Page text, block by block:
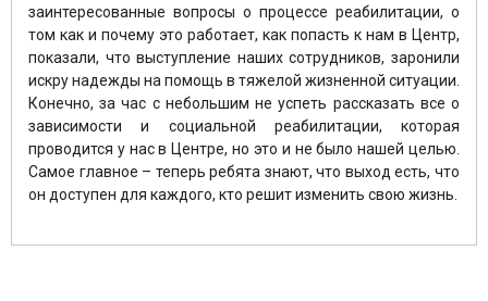
заинтересованные вопросы о процессе реабилитации, о
том как и почему это работает, как попасть к нам в Центр,
показали, что выступление наших сотрудников, заронили
искру надежды на помощь в тяжелой жизненной ситуации.
Конечно, за час с небольшим не успеть рассказать все о
зависимости и социальной реабилитации, которая
проводится у нас в Центре, но это и не было нашей целью.
Самое главное – теперь ребята знают, что выход есть, что
он доступен для каждого, кто решит изменить свою жизнь.